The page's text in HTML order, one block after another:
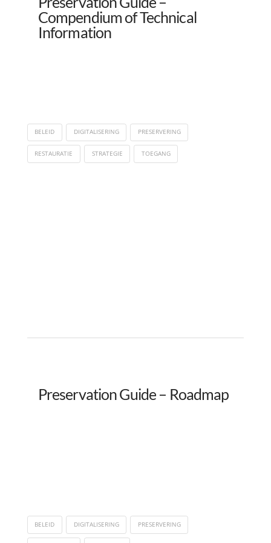
Compendium of Technical
Information
BELEID DIGITALISERING PRESERVERING
RESTAURATIE STRATEGIE TOEGANG
Preservation Guide – Roadmap
BELEID DIGITALISERING PRESERVERING